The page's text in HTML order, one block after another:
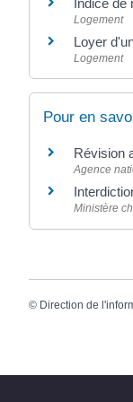
Indice de
Logement
Loyer
Logement
Pour en
Révision
Agence
Ministère
© Direction de